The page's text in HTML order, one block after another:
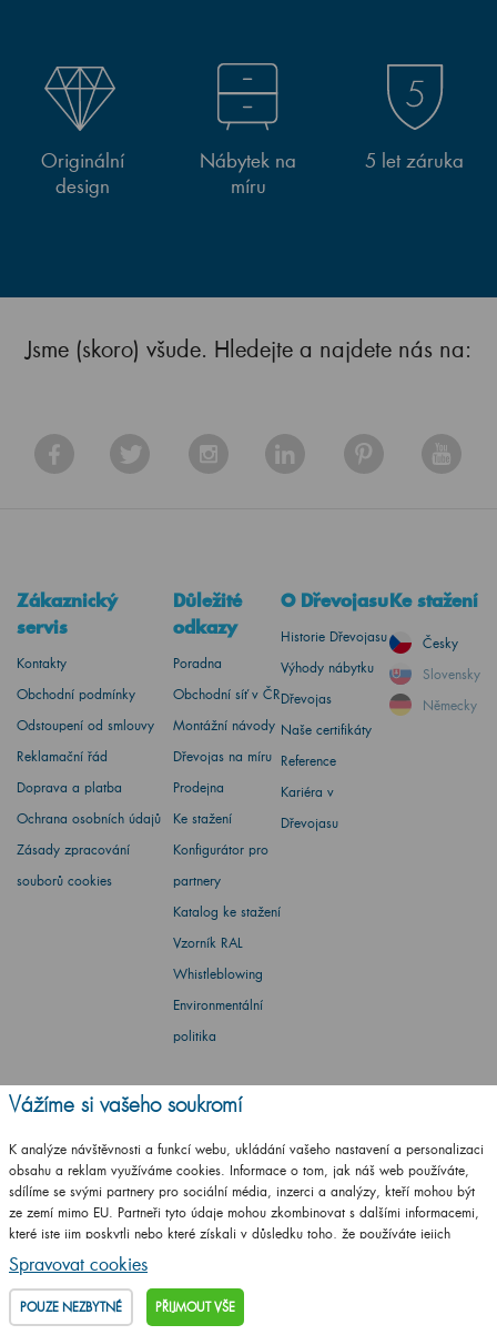
Originální
design
Nábytek na
míru
5 let záruka
Jsme (skoro) všude. Hledejte a najdete nás na:
Zákaznický
servis
Kontakty
Obchodní podmínky
Odstoupení od smlouvy
Reklamační řád
Doprava a platba
Ochrana osobních údajů
Zásady zpracování
souborů cookies
Důležité
odkazy
Poradna
Obchodní síť v ČR
Montážní návody
Dřevojas na míru
Prodejna
Ke stažení
Konfigurátor pro
partnery
Katalog ke stažení
Vzorník RAL
Whistleblowing
Environmentální
politika
O Dřevojasu
Historie Dřevojasu
Výhody nábytku
Dřevojas
Naše certifikáty
Reference
Kariéra v
Dřevojasu
Ke stažení
Česky
Slovensky
Německy
Barbora Stoklasová
Máte dotaz? Ptejte se
+420
Po - Pá: 8-17 hod.
info@drevojas.cz
Vážíme si vašeho soukromí
K analýze návštěvnosti a funkcí webu, ukládání vašeho nastavení a personalizaci
obsahu a reklam využíváme cookies. Informace o tom, jak náš web používáte,
sdílíme se svými partnery pro sociální média, inzerci a analýzy, kteří mohou být
ze zemí mimo EU. Partneři tyto údaje mohou zkombinovat s dalšími informacemi,
které jste jim poskytli nebo které získali v důsledku toho, že používáte jejich
služby.
Podrobné informace
Spravovat cookies
POUZE NEZBYTNÉ PŘIJMOUT VŠE